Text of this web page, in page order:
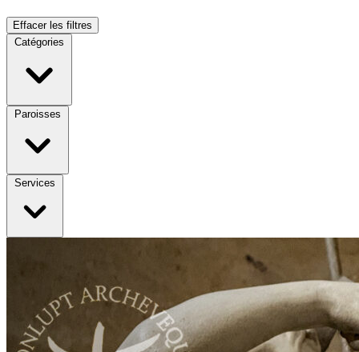
Effacer les filtres
Catégories
Paroisses
Services